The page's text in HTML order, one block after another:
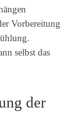
Vorbereitung
selbst das
der